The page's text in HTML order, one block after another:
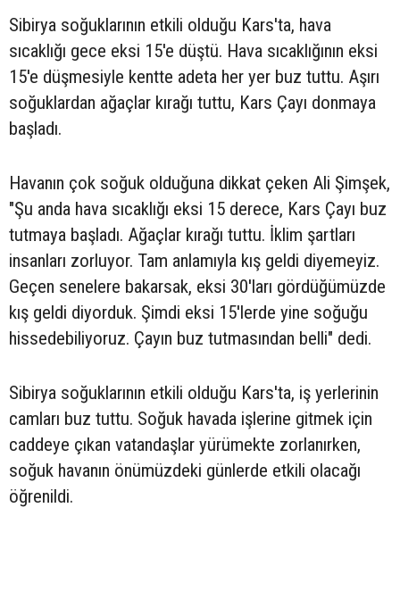
Sibirya soğuklarının etkili olduğu Kars'ta, hava
sıcaklığı gece eksi 15'e düştü. Hava sıcaklığının eksi
15'e düşmesiyle kentte adeta her yer buz tuttu. Aşırı
soğuklardan ağaçlar kırağı tuttu, Kars Çayı donmaya
başladı.
Havanın çok soğuk olduğuna dikkat çeken Ali Şimşek,
"Şu anda hava sıcaklığı eksi 15 derece, Kars Çayı buz
tutmaya başladı. Ağaçlar kırağı tuttu. İklim şartları
insanları zorluyor. Tam anlamıyla kış geldi diyemeyiz.
Geçen senelere bakarsak, eksi 30'ları gördüğümüzde
kış geldi diyorduk. Şimdi eksi 15'lerde yine soğuğu
hissedebiliyoruz. Çayın buz tutmasından belli" dedi.
Sibirya soğuklarının etkili olduğu Kars'ta, iş yerlerinin
camları buz tuttu. Soğuk havada işlerine gitmek için
caddeye çıkan vatandaşlar yürümekte zorlanırken,
soğuk havanın önümüzdeki günlerde etkili olacağı
öğrenildi.